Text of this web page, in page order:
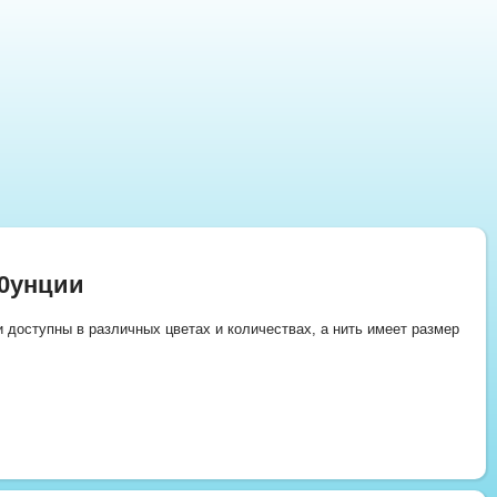
в различных цветах и количествах, а нить имеет размер